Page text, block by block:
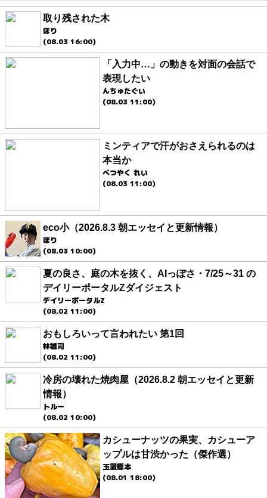
取り残された木
ほり
(08.03 16:00)
「入力中…」の動きを対面の会話で
表現したい
んちゅたぐい
(08.03 11:00)
ミンティアで汗がおさえられるのは
本当か
べつやく れい
(08.03 11:00)
eco小（2026.8.3 朝エッセイと更新情報）
ほり
(08.03 10:00)
夏の良さ、庭の木を抜く、AIっぽさ・7/25～31 の
デイリーポータルZダイジェスト
デイリーポータルZ
(08.02 11:00)
おもしろいって言われたい 第1回
林雄司
(08.02 11:00)
冷房の壊れた焼肉屋（2026.8.2 朝エッセイと更新
情報）
トルー
(08.02 10:00)
カシューナッツの果実、カシューア
ップルは甘渋かった（傑作選）
玉置標本
(08.01 18:00)